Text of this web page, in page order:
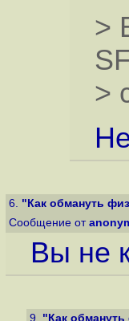
>
>
6. "Как обмануть
Сообщение от
Вы не
9. "Как